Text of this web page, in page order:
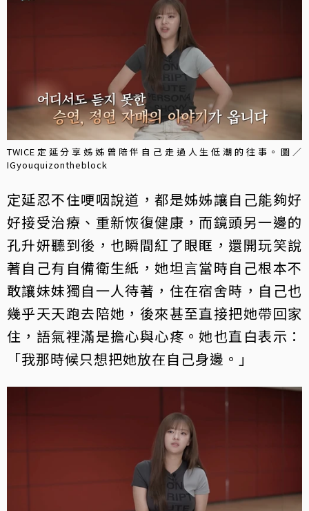
TWICE定延分享姊姊曾陪伴自己走過人生低潮的往事。圖／
IGyouquizontheblock
定延忍不住哽咽說道，都是姊姊讓自己能夠好
好接受治療、重新恢復健康，而鏡頭另一邊的
孔升妍聽到後，也瞬間紅了眼眶，還開玩笑說
著自己有自備衛生紙，她坦言當時自己根本不
敢讓妹妹獨自一人待著，住在宿舍時，自己也
幾乎天天跑去陪她，後來甚至直接把她帶回家
住，語氣裡滿是擔心與心疼。她也直白表示：
「我那時候只想把她放在自己身邊。」